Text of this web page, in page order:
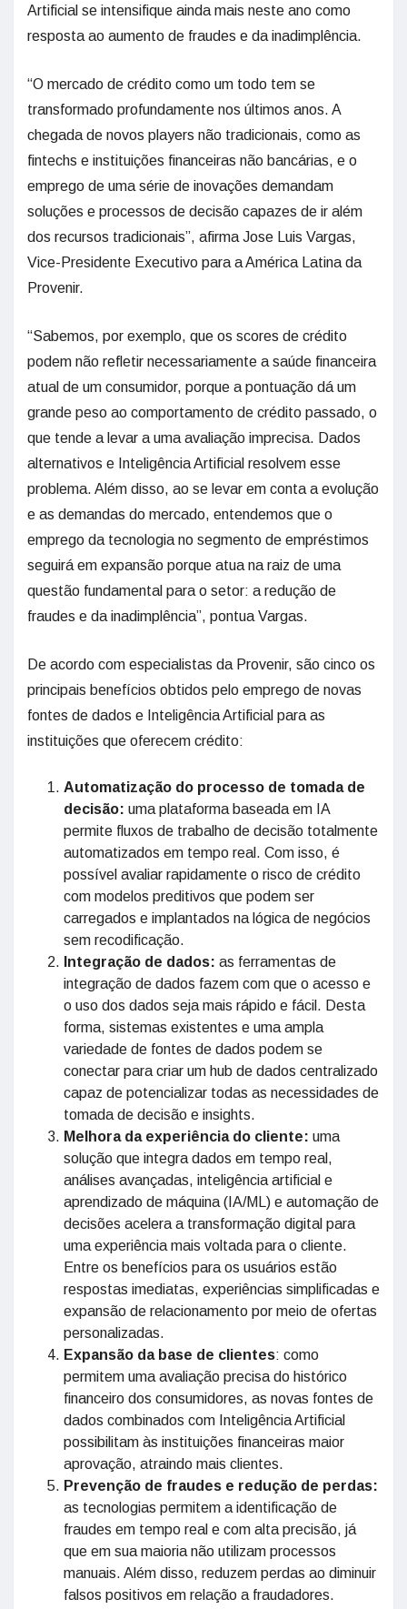
Artificial se intensifique ainda mais neste ano como
resposta ao aumento de fraudes e da inadimplência.
“O mercado de crédito como um todo tem se
transformado profundamente nos últimos anos. A
chegada de novos players não tradicionais, como as
fintechs e instituições financeiras não bancárias, e o
emprego de uma série de inovações demandam
soluções e processos de decisão capazes de ir além
dos recursos tradicionais”, afirma Jose Luis Vargas,
Vice-Presidente Executivo para a América Latina da
Provenir.
“Sabemos, por exemplo, que os scores de crédito
podem não refletir necessariamente a saúde financeira
atual de um consumidor, porque a pontuação dá um
grande peso ao comportamento de crédito passado, o
que tende a levar a uma avaliação imprecisa. Dados
alternativos e Inteligência Artificial resolvem esse
problema. Além disso, ao se levar em conta a evolução
e as demandas do mercado, entendemos que o
emprego da tecnologia no segmento de empréstimos
seguirá em expansão porque atua na raiz de uma
questão fundamental para o setor: a redução de
fraudes e da inadimplência”, pontua Vargas.
De acordo com especialistas da Provenir, são cinco os
principais benefícios obtidos pelo emprego de novas
fontes de dados e Inteligência Artificial para as
instituições que oferecem crédito:
Automatização do processo de tomada de
decisão: uma plataforma baseada em IA
permite fluxos de trabalho de decisão totalmente
automatizados em tempo real. Com isso, é
possível avaliar rapidamente o risco de crédito
com modelos preditivos que podem ser
carregados e implantados na lógica de negócios
sem recodificação.
Integração de dados: as ferramentas de
integração de dados fazem com que o acesso e
o uso dos dados seja mais rápido e fácil. Desta
forma, sistemas existentes e uma ampla
variedade de fontes de dados podem se
conectar para criar um hub de dados centralizado
capaz de potencializar todas as necessidades de
tomada de decisão e insights.
Melhora da experiência do cliente: uma
solução que integra dados em tempo real,
análises avançadas, inteligência artificial e
aprendizado de máquina (IA/ML) e automação de
decisões acelera a transformação digital para
uma experiência mais voltada para o cliente.
Entre os benefícios para os usuários estão
respostas imediatas, experiências simplificadas e
expansão de relacionamento por meio de ofertas
personalizadas.
Expansão da base de clientes: como
permitem uma avaliação precisa do histórico
financeiro dos consumidores, as novas fontes de
dados combinados com Inteligência Artificial
possibilitam às instituições financeiras maior
aprovação, atraindo mais clientes.
Prevenção de fraudes e redução de perdas:
as tecnologias permitem a identificação de
fraudes em tempo real e com alta precisão, já
que em sua maioria não utilizam processos
manuais. Além disso, reduzem perdas ao diminuir
falsos positivos em relação a fraudadores.